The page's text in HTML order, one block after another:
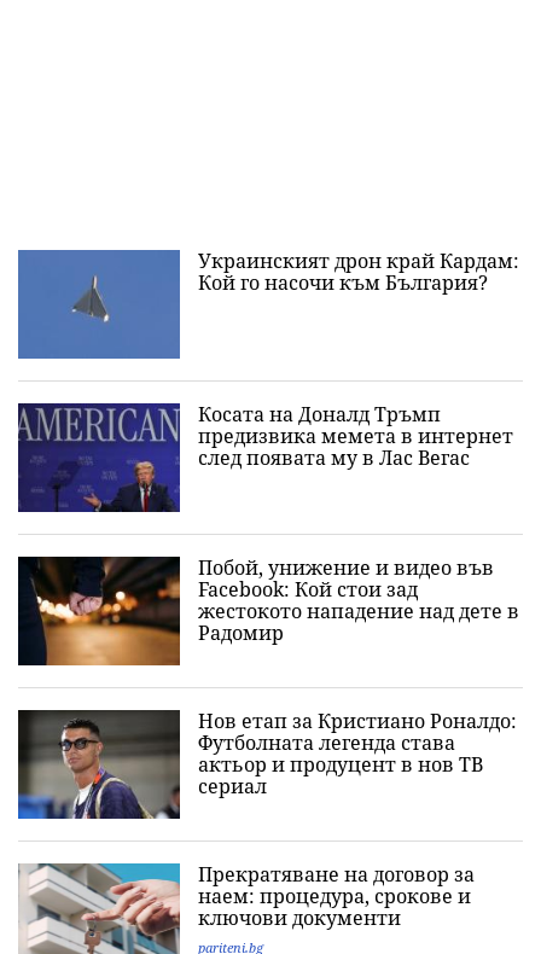
Украинският дрон край Кардам:
Кой го насочи към България?
Косата на Доналд Тръмп
предизвика мемета в интернет
след появата му в Лас Вегас
Побой, унижение и видео във
Facebook: Кой стои зад
жестокото нападение над дете в
Радомир
Нов етап за Кристиано Роналдо:
Футболната легенда става
актьор и продуцент в нов ТВ
сериал
Прекратяване на договор за
наем: процедура, срокове и
ключови документи
pariteni.bg